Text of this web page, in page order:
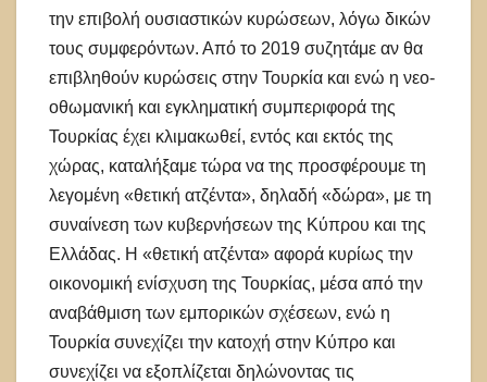
την επιβολή ουσιαστικών κυρώσεων, λόγω δικών
τους συμφερόντων. Από το 2019 συζητάμε αν θα
επιβληθούν κυρώσεις στην Τουρκία και ενώ η νεο-
οθωμανική και εγκληματική συμπεριφορά της
Τουρκίας έχει κλιμακωθεί, εντός και εκτός της
χώρας, καταλήξαμε τώρα να της προσφέρουμε τη
λεγομένη «θετική ατζέντα», δηλαδή «δώρα», με τη
συναίνεση των κυβερνήσεων της Κύπρου και της
Ελλάδας. Η «θετική ατζέντα» αφορά κυρίως την
οικονομική ενίσχυση της Τουρκίας, μέσα από την
αναβάθμιση των εμπορικών σχέσεων, ενώ η
Τουρκία συνεχίζει την κατοχή στην Κύπρο και
συνεχίζει να εξοπλίζεται δηλώνοντας τις